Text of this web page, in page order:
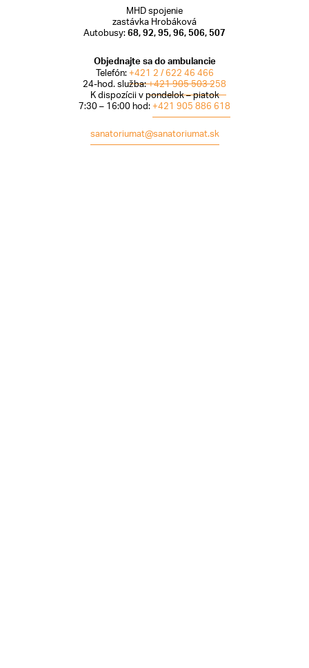
MHD spojenie
zastávka Hrobáková
Autobusy:68, 92, 95, 96, 506, 507
Objednajte sa do ambulancie
Telefón:+421 2 / 622 46 466
24-hod. služba:+421 905 503 258
K dispozícii v pondelok – piatok
7:30 – 16:00 hod:+421 905 886 618
sanatoriumat@sanatoriumat.sk